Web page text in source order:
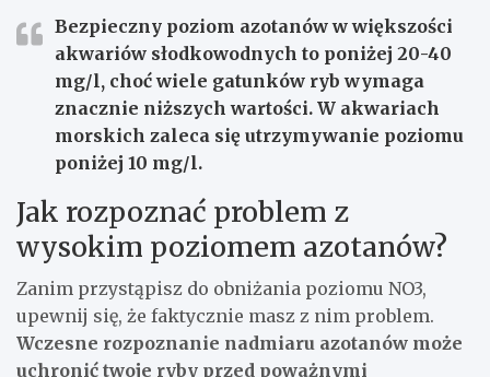
Bezpieczny poziom azotanów w większości
akwariów słodkowodnych to poniżej 20-40
mg/l, choć wiele gatunków ryb wymaga
znacznie niższych wartości. W akwariach
morskich zaleca się utrzymywanie poziomu
poniżej 10 mg/l.
Jak rozpoznać problem z
wysokim poziomem azotanów?
Zanim przystąpisz do obniżania poziomu NO3,
upewnij się, że faktycznie masz z nim problem.
Wczesne rozpoznanie nadmiaru azotanów może
uchronić twoje ryby przed poważnymi